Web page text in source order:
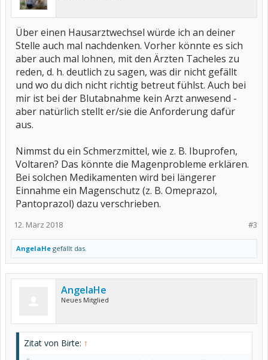
Über einen Hausarztwechsel würde ich an deiner
Stelle auch mal nachdenken. Vorher könnte es sich
aber auch mal lohnen, mit den Ärzten Tacheles zu
reden, d. h. deutlich zu sagen, was dir nicht gefällt
und wo du dich nicht richtig betreut fühlst. Auch bei
mir ist bei der Blutabnahme kein Arzt anwesend -
aber natürlich stellt er/sie die Anforderung dafür
aus.
Nimmst du ein Schmerzmittel, wie z. B. Ibuprofen,
Voltaren? Das könnte die Magenprobleme erklären.
Bei solchen Medikamenten wird bei längerer
Einnahme ein Magenschutz (z. B. Omeprazol,
Pantoprazol) dazu verschrieben.
#3
12. März 2018
AngelaHe gefällt das.
AngelaHe
Neues Mitglied
Zitat von Birte: ↑